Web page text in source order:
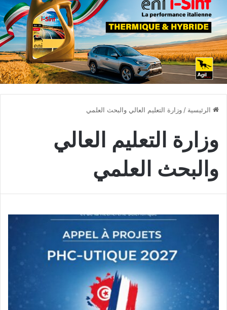
الرئيسية / وزارة التعليم العالي والبحث العلمي
وزارة التعليم العالي
والبحث العلمي